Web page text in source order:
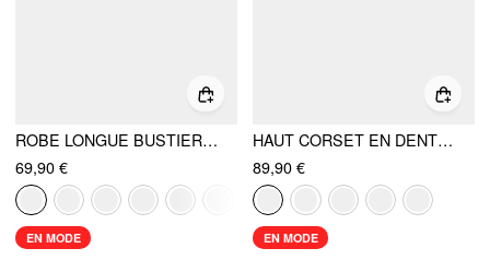
ROBE LONGUE BUSTIER EN MOUSSELINE À ENCOLURE HALTÈRE ET LACETS, AVEC FOULARD
69,90 €
EN MODE
HAUT CORSET EN DENTELLE BRODÉE FLEURIE ET JUPE LONGUE SIRÈNE TAILLE HAUTE ENSEMBLE
89,90 €
EN MODE